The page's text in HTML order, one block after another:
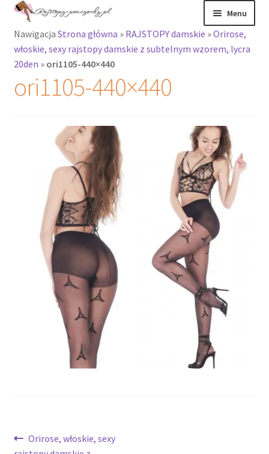
Przejdź
nawigacji
Przejdź
treści
Menu
Rajstopy
Rozwiń
menu
potomne
Podkolanówki i
Wszystkie
produkty
Recenzje
Rozwiń
menu
potomne
Nawigacja Strona główna » RAJSTOPY damskie »Orirose,
włoskie, sexy rajstopy damskie z subtelnym wzorem, lycra
20den » ori1105-440×440
ori1105-440×440
Nawigacja
Poprzedni
Orirose, włoskie, sexy